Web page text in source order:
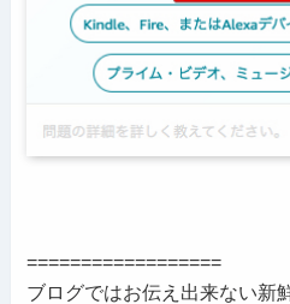
==================
ブログではお伝え出来ない新